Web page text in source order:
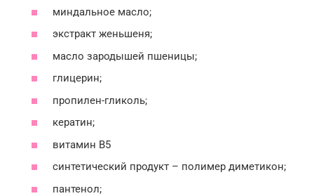
миндальное масло;
экстракт женьшеня;
масло зародышей пшеницы;
глицерин;
пропилен-гликоль;
кератин;
витамин В5
синтетический продукт – полимер диметикон;
пантенол;